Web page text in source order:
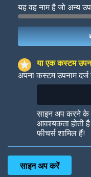
Woof
यह वह नाम है जो अन्य
या एक कस्टम
अपना कस्टम उपनाम
साइन अप करने के
आवश्यकता होती
फीचर्स शामिल हैं!